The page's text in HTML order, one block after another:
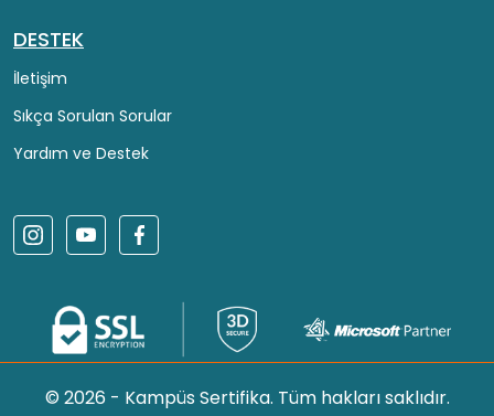
DESTEK
İletişim
Sıkça Sorulan Sorular
Yardım ve Destek
© 2026 - Kampüs Sertifika. Tüm hakları saklıdır.